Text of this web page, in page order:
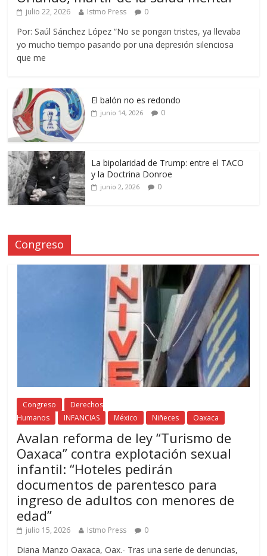
julio 22, 2026 Istmo Press 0
Por: Saúl Sánchez López “No se pongan tristes, ya llevaba
yo mucho tiempo pasando por una depresión silenciosa
que me
El balón no es redondo
junio 14, 2026 0
La bipolaridad de Trump: entre el TACO
y la Doctrina Donroe
junio 2, 2026 0
Congreso
Congreso
Derechos
Humanos
INFANCIAS México Niñeces Oaxaca
Avalan reforma de ley “Turismo de
Oaxaca” contra explotación sexual
infantil: “Hoteles pedirán
documentos de parentesco para
ingreso de adultos con menores de
edad”
julio 15, 2026 Istmo Press 0
Diana Manzo Oaxaca, Oax.- Tras una serie de denuncias,